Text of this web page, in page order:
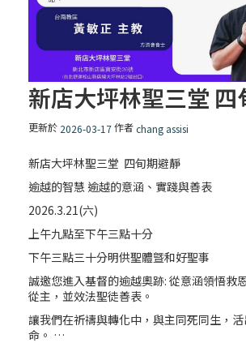
更新於 2026-03-17作者chang assisi
新店大坪林聖三堂 四旬期避靜
逾越的智慧 逾越的意涵、實踐與善表
2026.3.21(六)
上午九點至下午三點十分
下午三點三十分明供聖體曁和好聖事
誠邀您進入基督的逾越奧跡: 從意涵領悟救
從主，並效法聖徒善表。
讓我們在祈禱與轉化中，與主同死同生，
命。 …